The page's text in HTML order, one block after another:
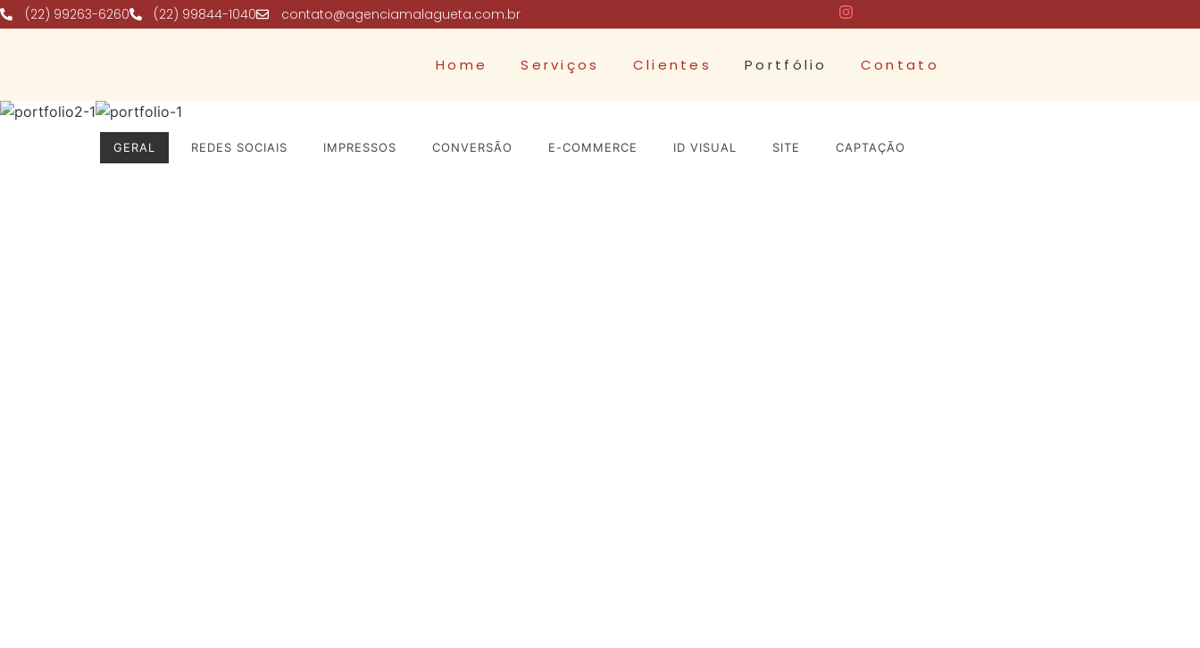
(22) 99263-6260 (22) 99844-1040 contato@agenciamalagueta.com.br
Home Serviços Clientes Portfólio Contato
GERAL REDES SOCIAIS IMPRESSOS CONVERSÃO E-COMMERCE ID VISUAL SITE CAPTAÇÃO